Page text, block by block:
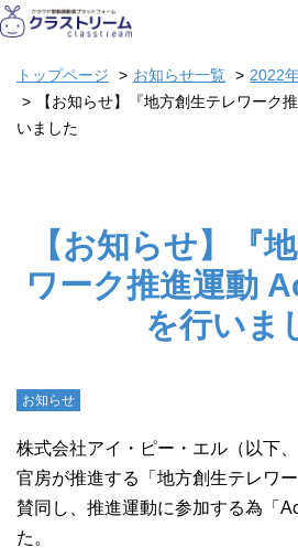
トップページ お知らせ一覧
2022
【お知らせ】『地方創生テレワーク
いました
【お知らせ】『
ワーク推進運動
を行いま
お知らせ
株式会社アイ・ピー・エル（以下
官房が推進する「地方創生テレワ
賛同し、推進運動に参加する為「
た。